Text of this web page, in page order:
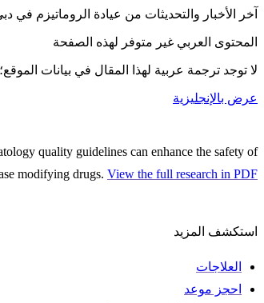
آخر الأخبار والتحديثات من عيادة الروماتيزم في
المحتوى العربي غير متوفر لهذه الصفحة
لا توجد ترجمة عربية لهذا المقال في بيانات
عرض بالإنجليزية
quality guidelines can enhance the safety of
modifying drugs. View the full research in PDF
استكشف المزيد
العلاجات
احجز موعد